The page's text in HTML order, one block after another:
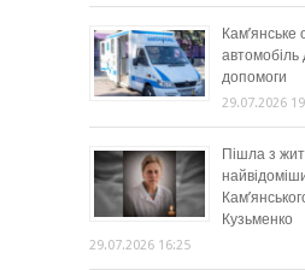
автомобіль
допомоги
29.07.2026
Пішла з
Кузьменко
29.07.2026 16:25